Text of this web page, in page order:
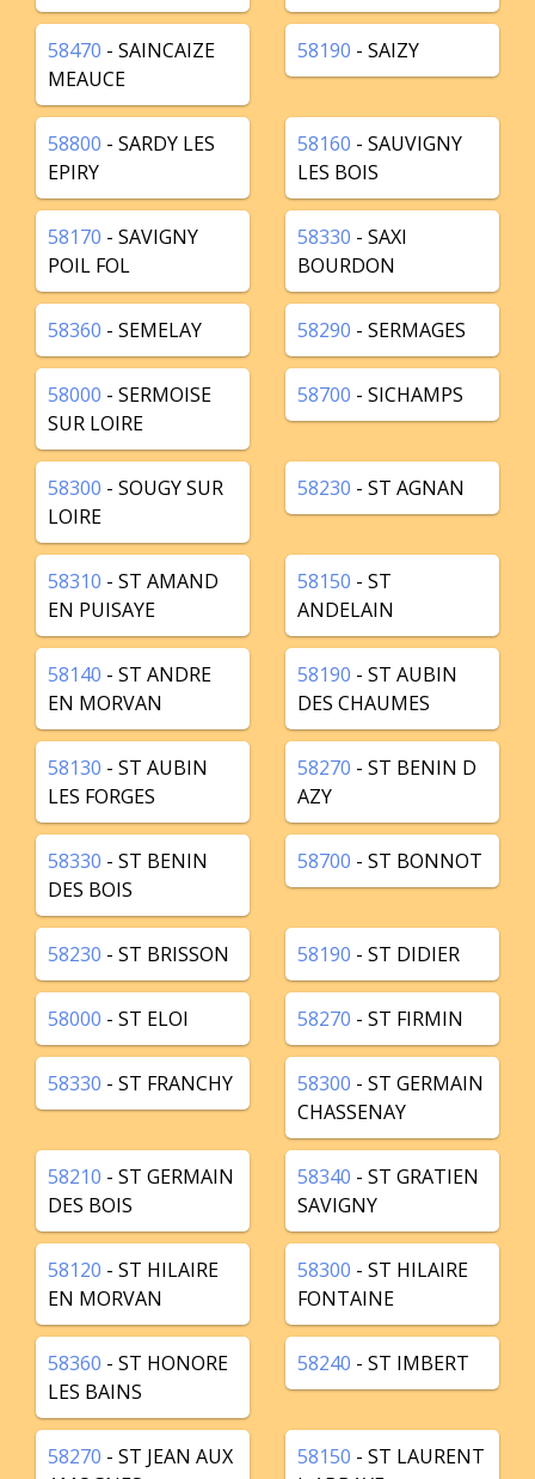
58470 - SAINCAIZE
MEAUCE
58190 - SAIZY
58800 - SARDY LES
EPIRY
58160 - SAUVIGNY
LES BOIS
58170 - SAVIGNY
POIL FOL
58330 - SAXI
BOURDON
58360 - SEMELAY 58290 - SERMAGES
58000 - SERMOISE
SUR LOIRE
58700 - SICHAMPS
58300 - SOUGY SUR
LOIRE
58230 - ST AGNAN
58310 - ST AMAND
EN PUISAYE
58150 - ST
ANDELAIN
58140 - ST ANDRE
EN MORVAN
58190 - ST AUBIN
DES CHAUMES
58130 - ST AUBIN
LES FORGES
58270 - ST BENIN D
AZY
58330 - ST BENIN
DES BOIS
58700 - ST BONNOT
58230 - ST BRISSON 58190 - ST DIDIER
58000 - ST ELOI 58270 - ST FIRMIN
58330 - ST FRANCHY 58300 - ST GERMAIN
CHASSENAY
58210 - ST GERMAIN
DES BOIS
58340 - ST GRATIEN
SAVIGNY
58120 - ST HILAIRE
EN MORVAN
58300 - ST HILAIRE
FONTAINE
58360 - ST HONORE
LES BAINS
58240 - ST IMBERT
58270 - ST JEAN AUX
58150 - ST LAURENT